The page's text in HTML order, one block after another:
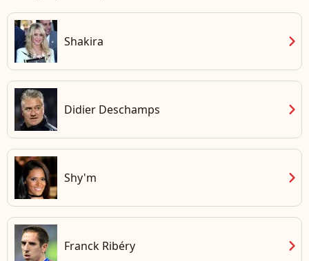
Shakira chevron_right
Didier Deschamps chevron_right
Shy'm chevron_right
Franck Ribéry chevron_right